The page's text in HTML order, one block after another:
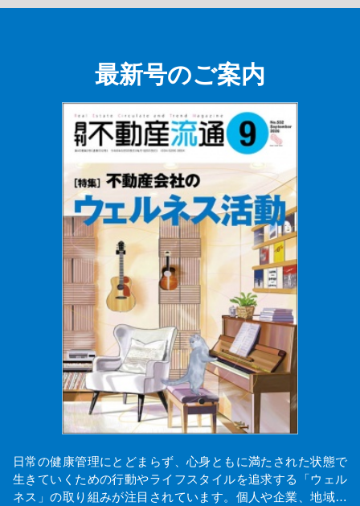
最新号のご案内
日常の健康管理にとどまらず、心身ともに満たされた状態で
生きていくための行動やライフスタイルを追求する「ウェル
ネス」の取り組みが注目されています。個人や企業、地域…